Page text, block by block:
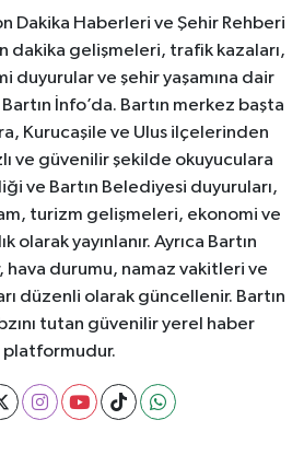
Dakika Haberleri ve Şehir Rehberi
dakika gelişmeleri, trafik kazaları,
duyurular ve şehir yaşamına dair
İnfo’da. Bartın merkez başta
Kurucaşile ve Ulus ilçelerinden
ve güvenilir şekilde okuyuculara
ve Bartın Belediyesi duyuruları,
turizm gelişmeleri, ekonomi ve
olarak yayınlanır. Ayrıca Bartın
durumu, namaz vakitleri ve
düzenli olarak güncellenir. Bartın
tutan güvenilir yerel haber
platformudur.